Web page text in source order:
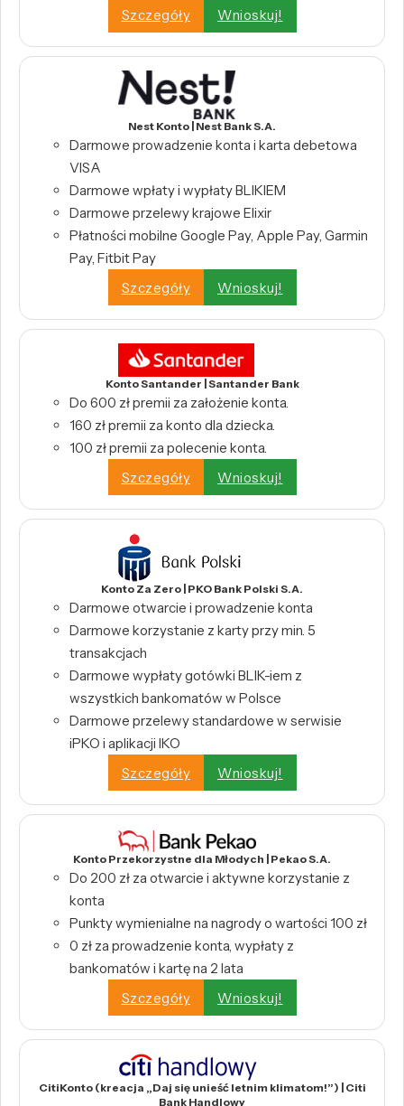
Szczegóły
Wnioskuj!
Nest Konto | Nest Bank S.A.
Darmowe prowadzenie konta i karta debetowa
VISA
Darmowe wpłaty i wypłaty BLIKIEM
Darmowe przelewy krajowe Elixir
Płatności mobilne Google Pay, Apple Pay, Garmin
Pay, Fitbit Pay
Szczegóły
Wnioskuj!
Konto Santander | Santander Bank
Do 600 zł premii za założenie konta.
160 zł premii za konto dla dziecka.
100 zł premii za polecenie konta.
Szczegóły
Wnioskuj!
Konto Za Zero | PKO Bank Polski S.A.
Darmowe otwarcie i prowadzenie konta
Darmowe korzystanie z karty przy min. 5
transakcjach
Darmowe wypłaty gotówki BLIK-iem z
wszystkich bankomatów w Polsce
Darmowe przelewy standardowe w serwisie
iPKO i aplikacji IKO
Szczegóły
Wnioskuj!
Konto Przekorzystne dla Młodych | Pekao S.A.
Do 200 zł za otwarcie i aktywne korzystanie z
konta
Punkty wymienialne na nagrody o wartości 100 zł
0 zł za prowadzenie konta, wypłaty z
bankomatów i kartę na 2 lata
Szczegóły
Wnioskuj!
CitiKonto (kreacja „Daj się unieść letnim klimatom!”) | Citi
Bank Handlowy